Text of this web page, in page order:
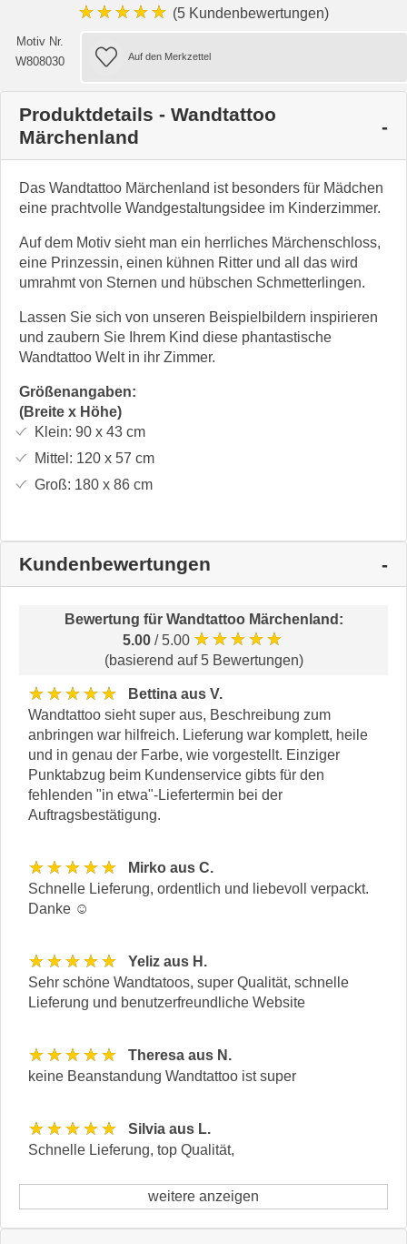
★★★★★ (5 Kundenbewertungen)
Motiv Nr.
W808030
Produktdetails - Wandtattoo
Märchenland
Das Wandtattoo Märchenland ist besonders für Mädchen
eine prachtvolle Wandgestaltungsidee im Kinderzimmer.
Auf dem Motiv sieht man ein herrliches Märchenschloss,
eine Prinzessin, einen kühnen Ritter und all das wird
umrahmt von Sternen und hübschen Schmetterlingen.
Lassen Sie sich von unseren Beispielbildern inspirieren
und zaubern Sie Ihrem Kind diese phantastische
Wandtattoo Welt in ihr Zimmer.
Größenangaben:
(Breite x Höhe)
Klein: 90 x 43cm
Mittel: 120 x 57 cm
Groß: 180 x 86cm
Kundenbewertungen
Bewertung für Wandtattoo Märchenland :
5.00 / 5.00 ★★★★★
(basierend auf 5 Bewertungen)
★★★★★
Bettina aus V.
Wandtattoo sieht super aus, Beschreibung zum
anbringen war hilfreich. Lieferung war komplett, heile
und in genau der Farbe, wie vorgestellt. Einziger
Punktabzug beim Kundenservice gibts für den
fehlenden "in etwa"-Liefertermin bei der
Auftragsbestätigung.
★★★★★
Mirko aus C.
Schnelle Lieferung, ordentlich und liebevoll verpackt.
Danke ☺️
★★★★★
Yeliz aus H.
Sehr schöne Wandtatoos, super Qualität, schnelle
Lieferung und benutzerfreundliche Website
★★★★★
Theresa aus N.
keine Beanstandung Wandtattoo ist super
★★★★★
Silvia aus L.
Schnelle Lieferung, top Qualität,
weitere anzeigen